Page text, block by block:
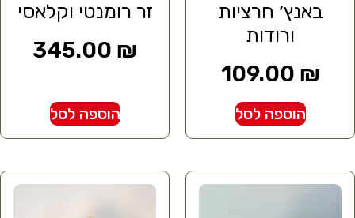
באנץ׳ חרציות
ורודות
109.00 ₪
הוספה לסל
זר רומנטי וקלאסי
345.00 ₪
הוספה לסל